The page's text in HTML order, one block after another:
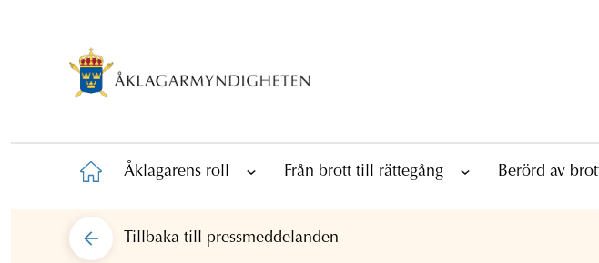
Åklagarens roll Från brott till rättegång Berörd av
Tillbaka till pressmeddelanden